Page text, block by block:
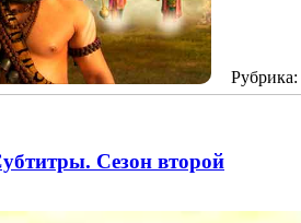
Рубрика:
Сезон второй